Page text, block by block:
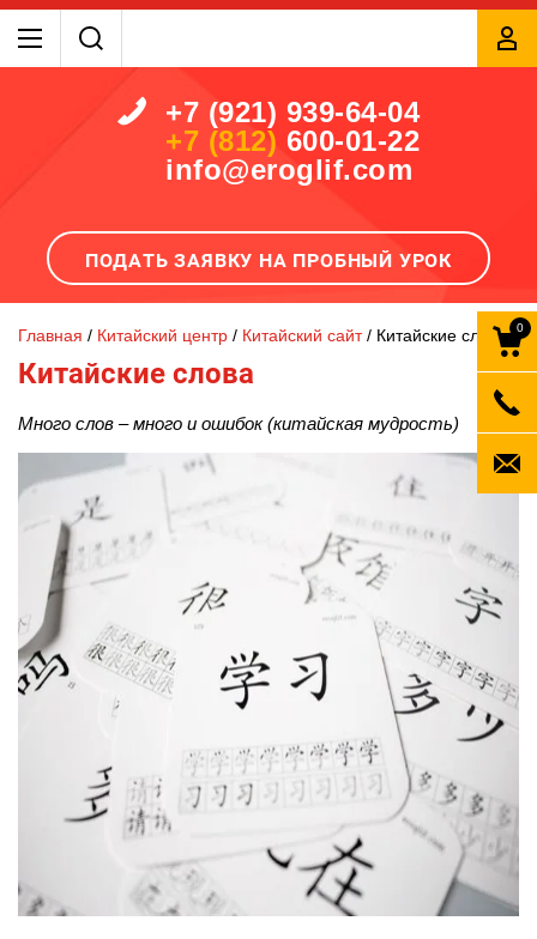
0
+7 (921) 939-64-04
+7 (812) 600-01-22
info@eroglif.com
ПОДАТЬ ЗАЯВКУ НА ПРОБНЫЙ УРОК
Главная / Китайский центр / Китайский сайт / Китайские слова
Китайские слова
Много слов –много и ошибок (китайская мудрость)